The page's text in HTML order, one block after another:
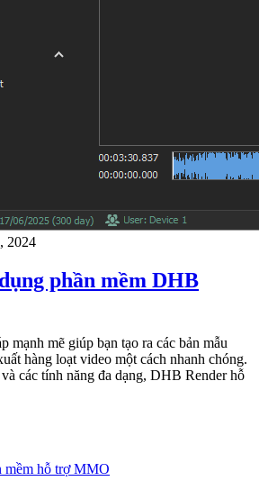
2024
phần mềm DHB
mạnh mẽ giúp bạn tạo ra các bản mẫu
hàng loạt video một cách nhanh chóng.
các tính năng đa dạng, DHB Render hỗ
mềm hỗ trợ MMO